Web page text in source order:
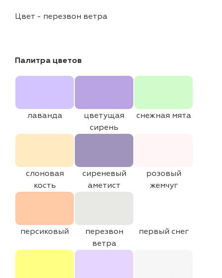
Цвет - перезвон ветра
Палитра цветов
лаванда
цветущая
сирень
снежная мята
слоновая
кость
сиреневый
аметист
розовый
жемчуг
персиковый
перезвон
ветра
первый снег